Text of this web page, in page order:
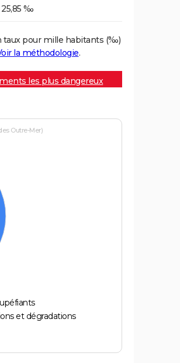
25,85 ‰
taux pour mille habitants (‰)
la méthodologie.
les plus dangereux
Outre-Mer)
et dégradations